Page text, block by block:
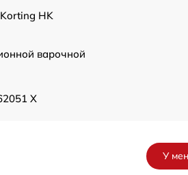
HK
варочной
X
У